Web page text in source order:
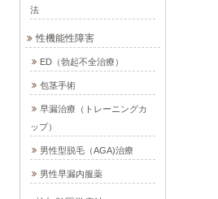
法
性機能性障害
ED（勃起不全治療）
包茎手術
早漏治療（トレーニングカ
ップ）
男性型脱毛（AGA)治療
男性早漏内服薬